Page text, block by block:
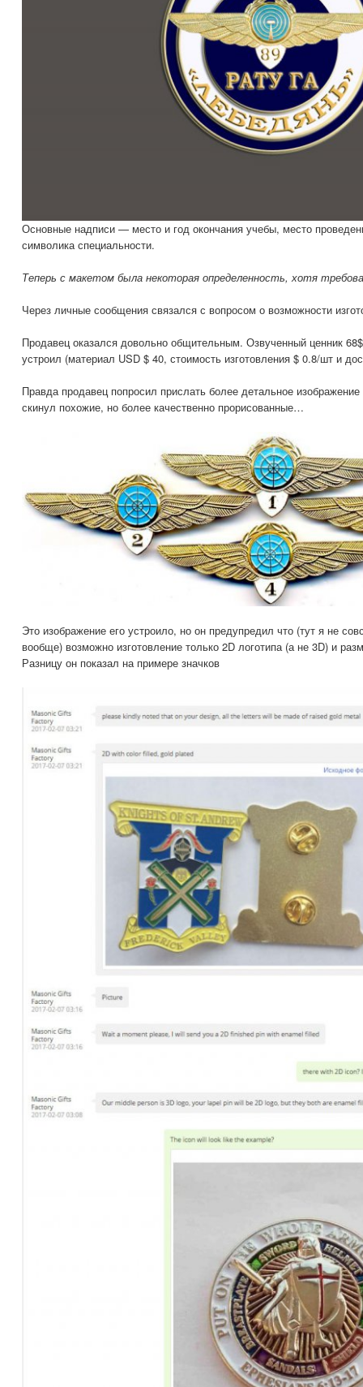
Основные надписи — место и год окончания учебы, место
символика специальности.
Теперь с макетом была некоторая определенность, хотя
Через личные сообщения связался с вопросом о возможности
Продавец оказался довольно общительным. Озвученный ценник
устроил (материал USD $ 40, стоимость изготовления $ 0.8/шт и
Правда продавец попросил прислать более детальное
скинул похожие, но более качественно прорисованные…
Это изображение его устроило, но он предупредил что (тут я не
вообще) возможно изготовление только 2D логотипа (а не 3D) и
Разницу он показал на примере значков